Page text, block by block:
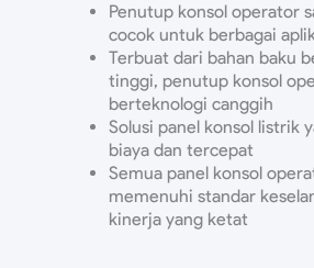
Penutup konsol operator
cocok untuk berbagai
Terbuat dari bahan baku
tinggi, penutup konsol
berteknologi canggih
Solusi panel konsol listrik
biaya dan tercepat
Semua panel konsol
memenuhi standar
kinerja yang ketat